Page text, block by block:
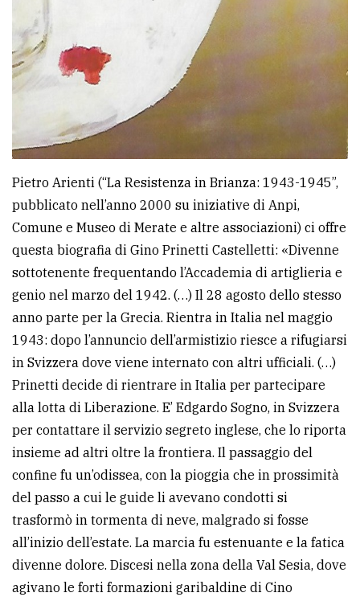
Pietro Arienti (“La Resistenza in Brianza: 1943-1945”,
pubblicato nell’anno 2000 su iniziative di Anpi,
Comune e Museo di Merate e altre associazioni) ci offre
questa biografia di Gino Prinetti Castelletti: «Divenne
sottotenente frequentando l’Accademia di artiglieria e
genio nel marzo del 1942. (…) Il 28 agosto dello stesso
anno parte per la Grecia. Rientra in Italia nel maggio
1943: dopo l’annuncio dell’armistizio riesce a rifugiarsi
in Svizzera dove viene internato con altri ufficiali. (…)
Prinetti decide di rientrare in Italia per partecipare
alla lotta di Liberazione. E’ Edgardo Sogno, in Svizzera
per contattare il servizio segreto inglese, che lo riporta
insieme ad altri oltre la frontiera. Il passaggio del
confine fu un’odissea, con la pioggia che in prossimità
del passo a cui le guide li avevano condotti si
trasformò in tormenta di neve, malgrado si fosse
all’inizio dell’estate. La marcia fu estenuante e la fatica
divenne dolore. Discesi nella zona della Val Sesia, dove
agivano le forti formazioni garibaldine di Cino